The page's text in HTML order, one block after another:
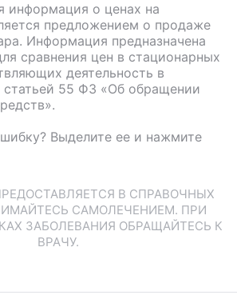
информация о ценах на
предложением о продаже
Информация предназначена
сравнения цен в стационарных
деятельность в
статьей 55 ФЗ «Об обращении
Выделите ее и нажмите
В СПРАВОЧНЫХ
САМОЛЕЧЕНИЕМ. ПРИ
ЗАБОЛЕВАНИЯ ОБРАЩАЙТЕСЬ К
ВРАЧУ.